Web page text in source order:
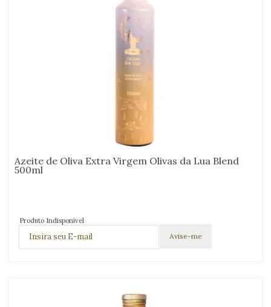
Azeite de Oliva Extra Virgem Olivas da Lua Blend
500ml
Produto Indisponível